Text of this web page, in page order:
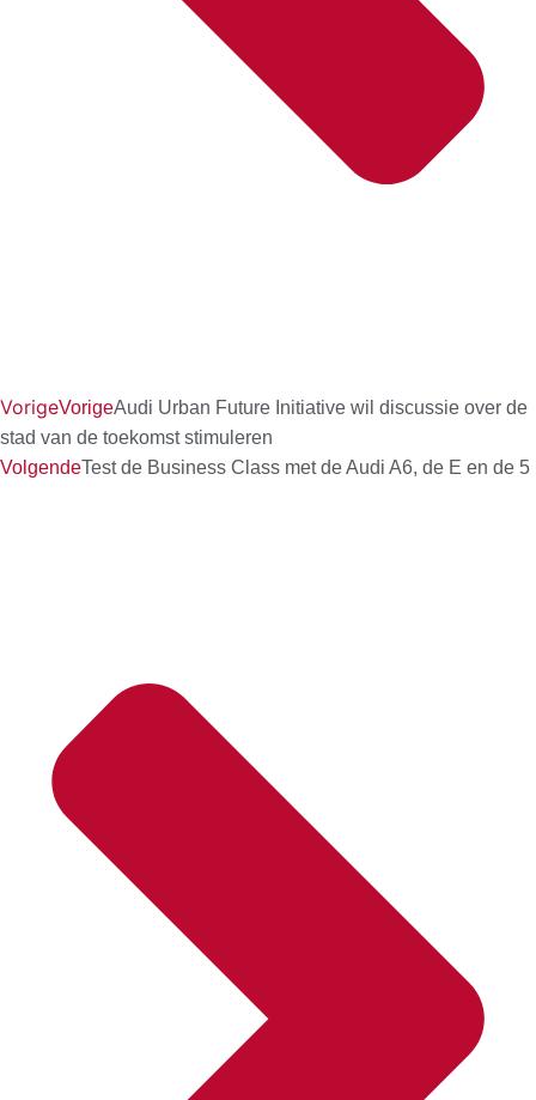
VorigeVorigeAudi Urban Future Initiative wil discussie over de
stad van de toekomst stimuleren
VolgendeTest de Business Class met de Audi A6, de E en de 5